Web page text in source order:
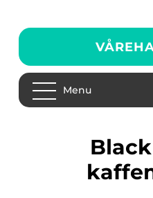
Menu
black friday